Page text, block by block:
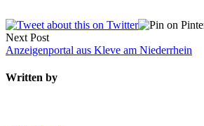
Next Post
Anzeigenportal aus Kleve am Niederrhein
Written by